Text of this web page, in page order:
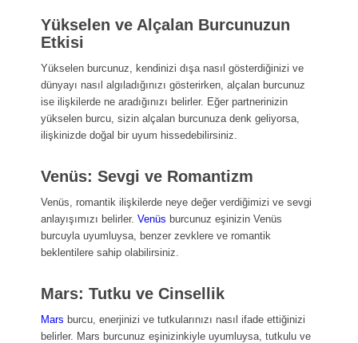
Yükselen ve Alçalan Burcunuzun
Etkisi
Yükselen burcunuz, kendinizi dışa nasıl gösterdiğinizi ve
dünyayı nasıl algıladığınızı gösterirken, alçalan burcunuz
ise ilişkilerde ne aradığınızı belirler. Eğer partnerinizin
yükselen burcu, sizin alçalan burcunuza denk geliyorsa,
ilişkinizde doğal bir uyum hissedebilirsiniz.
Venüs: Sevgi ve Romantizm
Venüs, romantik ilişkilerde neye değer verdiğimizi ve sevgi
anlayışımızı belirler. Venüs burcunuz eşinizin Venüs
burcuyla uyumluysa, benzer zevklere ve romantik
beklentilere sahip olabilirsiniz.
Mars: Tutku ve Cinsellik
Mars burcu, enerjinizi ve tutkularınızı nasıl ifade ettiğinizi
belirler. Mars burcunuz eşinizinkiyle uyumluysa, tutkulu ve